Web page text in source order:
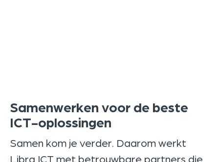
Samenwerken voor de beste
ICT-oplossingen
Samen kom je verder. Daarom werkt
Libra ICT met betrouwbare partners die